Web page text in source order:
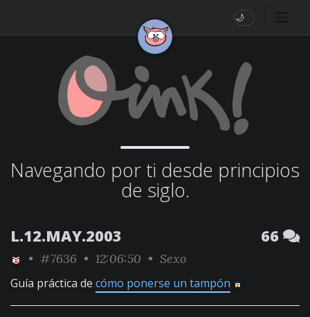
🌙
Navegando por ti desde principios
de siglo.
L.12.MAY.2003 66
• #7636 • 12:06:50 • Sexo
Guía práctica de cómo ponerse un tampón